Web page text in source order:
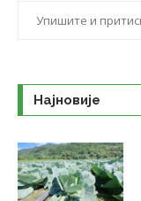
Најновије